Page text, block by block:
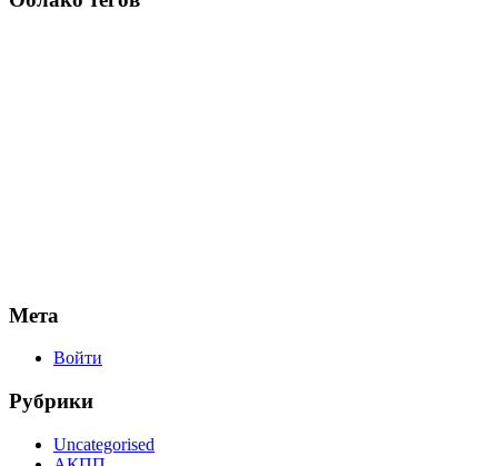
Мета
Войти
Рубрики
Uncategorised